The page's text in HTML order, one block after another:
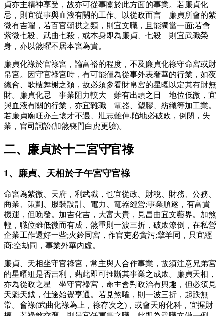
貞亦主精神享受，故亦可從事關於此方面的事業。若廉貞化
忌，則宜從事與血液有關的工作。以從政而言，廉貞所會的紫
微有吉曜，若百官朝拱之類，則宜文職，且能獨當一面;若會
紫微七殺、武曲七殺，或本身即為廉貞、七殺，則宜武職榮
身，亦以煞曜不居本宮為貴。
廉貞化祿於官祿宮，論富裕的程度，不及廉貞化祿守命宮或財
帛宮。因守官祿宮時，有可能僅為從事外表奢華的行業，如夜
總會、歌樓舞榭之類，故必須參看財帛宮的星曜以定其有財無
財。廉貞化忌，事業阻力較大，難有出頭之日，地位低微，宜
與血液有關的行業，亦宜雜職，電器、塑膠、紡織等加工業。
若廉貞廟旺亦主懷才不遇、壯志難伸;陷地必破敗，倒閉，失
業，官司詞訟(加煞喪門白虎更驗)。
二、廉貞於十二宮守官祿
1、廉貞、天相於子午宮守官祿
命宮為紫微、天府，利武職，也宜從政、財稅、財務、公務、
商業、策劃、服裝設計、電力、電器經營;事業順遂，有富貴
機運，但晚發。加吉化吉，大富大貴，見昌曲宜文藝界。加煞
輕，職位雖低微而有成，煞重則一波三折，破敗潦倒，在私營
企業工作還好一些;火鈴同宮，作官吏必貪污;擎羊同，只宜經
商;空劫同，事業外華內虛。
廉貞、天相坐守官祿宮，常主與人合作事業，故須注意兄弟宮
的星曜組是否吉利，藉此即可推斷其事業之成敗。廉貞天相，
亦為從政之星，坐守官祿宮，命主會對政治有興趣，但必須見
天魁天鉞，仕途始覺亨通。若見煞曜，則一波三折，起跌無
常。會祿(武曲化祿為上，祿存次之)，或會天府化科，宜握財